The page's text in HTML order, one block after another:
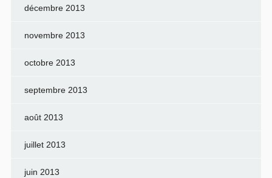
décembre 2013
novembre 2013
octobre 2013
septembre 2013
août 2013
juillet 2013
juin 2013